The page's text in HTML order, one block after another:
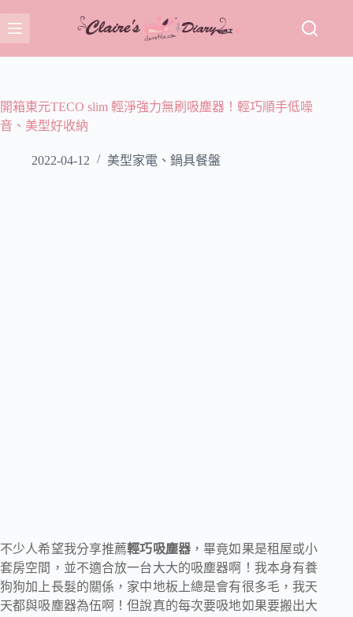
至
主
容
開箱東元TECO slim 輕淨強力無刷吸塵器！輕巧順手低噪
音、美型好收納
2022-04-12 美型家電、鍋具餐盤
不少人希望我分享推薦輕巧吸塵器 ，畢竟如果是租屋或小
套房空間，並不適合放一台大大的吸塵器啊！我本身有養
狗狗加上長髮的關係，家中地板上總是會有很多毛，我天
天都與吸塵器為伍啊！但說真的每次要吸地如果要搬出大